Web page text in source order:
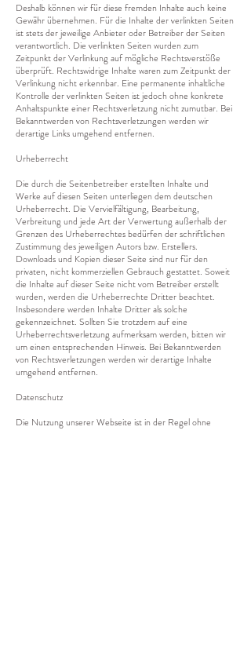
Deshalb können wir für diese fremden Inhalte auch keine
Gewähr übernehmen. Für die Inhalte der verlinkten Seiten
ist stets der jeweilige Anbieter oder Betreiber der Seiten
verantwortlich. Die verlinkten Seiten wurden zum
Zeitpunkt der Verlinkung auf mögliche Rechtsverstöße
überprüft. Rechtswidrige Inhalte waren zum Zeitpunkt der
Verlinkung nicht erkennbar. Eine permanente inhaltliche
Kontrolle der verlinkten Seiten ist jedoch ohne konkrete
Anhaltspunkte einer Rechtsverletzung nicht zumutbar. Bei
Bekanntwerden von Rechtsverletzungen werden wir
derartige Links umgehend entfernen.
Urheberrecht
Die durch die Seitenbetreiber erstellten Inhalte und
Werke auf diesen Seiten unterliegen dem deutschen
Urheberrecht. Die Vervielfältigung, Bearbeitung,
Verbreitung und jede Art der Verwertung außerhalb der
Grenzen des Urheberrechtes bedürfen der schriftlichen
Zustimmung des jeweiligen Autors bzw. Erstellers.
Downloads und Kopien dieser Seite sind nur für den
privaten, nicht kommerziellen Gebrauch gestattet. Soweit
die Inhalte auf dieser Seite nicht vom Betreiber erstellt
wurden, werden die Urheberrechte Dritter beachtet.
Insbesondere werden Inhalte Dritter als solche
gekennzeichnet. Sollten Sie trotzdem auf eine
Urheberrechtsverletzung aufmerksam werden, bitten wir
um einen entsprechenden Hinweis. Bei Bekanntwerden
von Rechtsverletzungen werden wir derartige Inhalte
umgehend entfernen.
Datenschutz
Die Nutzung unserer Webseite ist in der Regel ohne